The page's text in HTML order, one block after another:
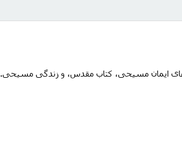
ایمان مسیحی، کتاب مقدس، و زندگی مسیحی.